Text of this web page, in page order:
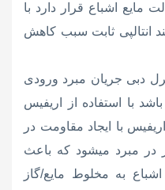
مایع اشباع قرار دارد با
انتالپی ثابت سبب کاهش
دبی جریان مبرد ورودی
با استفاده از اریفیس
با ایجاد مقاومت در
مبرد میشود که باعث
به مخلوط مایع/گاز